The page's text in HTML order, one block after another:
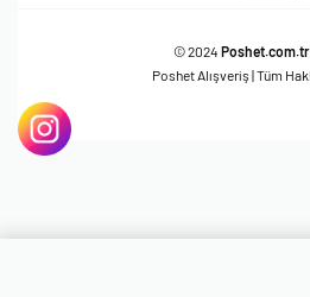
© 2024 Poshet.com.tr
Poshet Alışveriş | Tüm